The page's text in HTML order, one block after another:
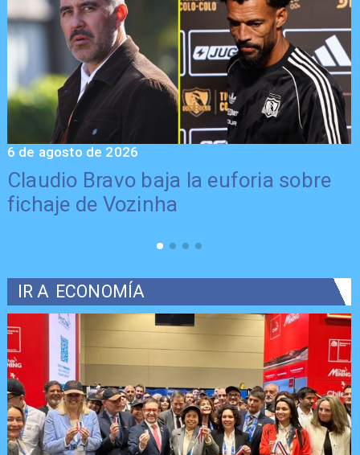
Claudio Bravo baja la euforia sobre
fichaje de Vozinha
6 de agosto de 2026
IR A ECONOMÍA